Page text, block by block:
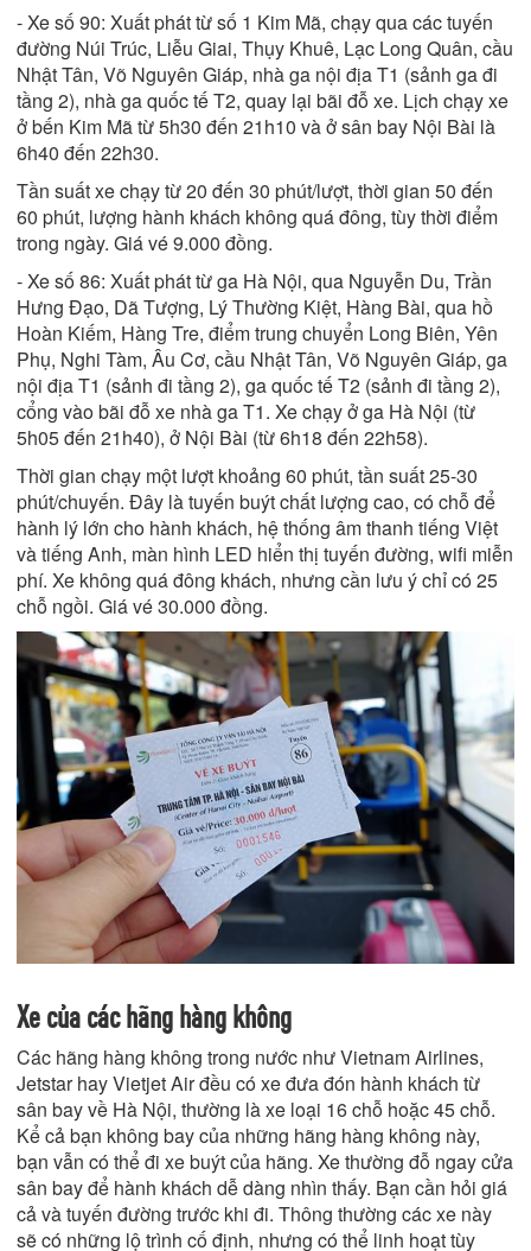
- Xe số 90: Xuất phát từ số 1 Kim Mã, chạy qua các tuyến
đường Núi Trúc, Liễu Giai, Thụy Khuê, Lạc Long Quân, cầu
Nhật Tân, Võ Nguyên Giáp, nhà ga nội địa T1 (sảnh ga đi
tầng 2), nhà ga quốc tế T2, quay lại bãi đỗ xe. Lịch chạy xe
ở bến Kim Mã từ 5h30 đến 21h10 và ở sân bay Nội Bài là
6h40 đến 22h30.
Tần suất xe chạy từ 20 đến 30 phút/lượt, thời gian 50 đến
60 phút, lượng hành khách không quá đông, tùy thời điểm
trong ngày. Giá vé 9.000 đồng.
- Xe số 86: Xuất phát từ ga Hà Nội, qua Nguyễn Du, Trần
Hưng Đạo, Dã Tượng, Lý Thường Kiệt, Hàng Bài, qua hồ
Hoàn Kiếm, Hàng Tre, điểm trung chuyển Long Biên, Yên
Phụ, Nghi Tàm, Âu Cơ, cầu Nhật Tân, Võ Nguyên Giáp, ga
nội địa T1 (sảnh đi tầng 2), ga quốc tế T2 (sảnh đi tầng 2),
cổng vào bãi đỗ xe nhà ga T1. Xe chạy ở ga Hà Nội (từ
5h05 đến 21h40), ở Nội Bài (từ 6h18 đến 22h58).
Thời gian chạy một lượt khoảng 60 phút, tần suất 25-30
phút/chuyến. Đây là tuyến buýt chất lượng cao, có chỗ để
hành lý lớn cho hành khách, hệ thống âm thanh tiếng Việt
và tiếng Anh, màn hình LED hiển thị tuyến đường, wifi miễn
phí. Xe không quá đông khách, nhưng cần lưu ý chỉ có 25
chỗ ngồi. Giá vé 30.000 đồng.
Xe của các hãng hàng không
Các hãng hàng không trong nước như Vietnam Airlines,
Jetstar hay Vietjet Air đều có xe đưa đón hành khách từ
sân bay về Hà Nội, thường là xe loại 16 chỗ hoặc 45 chỗ.
Kể cả bạn không bay của những hãng hàng không này,
bạn vẫn có thể đi xe buýt của hãng. Xe thường đỗ ngay cửa
sân bay để hành khách dễ dàng nhìn thấy. Bạn cần hỏi giá
cả và tuyến đường trước khi đi. Thông thường các xe này
sẽ có những lộ trình cố định, nhưng có thể linh hoạt tùy